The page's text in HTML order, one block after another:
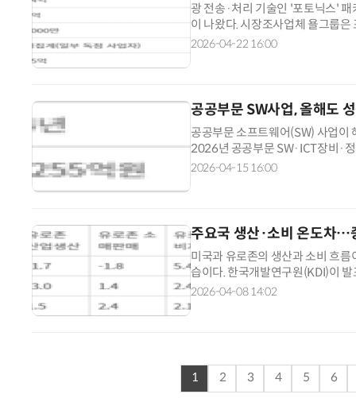
광 전송·처리 기술인 '포토닉스'
이 나왔다. 시장조사업체 욜그룹
6000억원)에서 2031년 144억달
2026-04-22 16:00
공공부문 SW사업, 올해도
공공부문 소프트웨어(SW) 사업이
2026년 공공부문 SW·ICT장비·
(SW)사업(SW 구축·상용SW·서
2026-04-15 16:00
주요국 생산·소비 온도차…
미국과 유로존의 생산과 소비 흐
습이다. 한국개발연구원(KDI)이
업생산 1.2%, 소매판매 3.7%, 소
2026-04-08 14:02
1 2 3 4 5 6